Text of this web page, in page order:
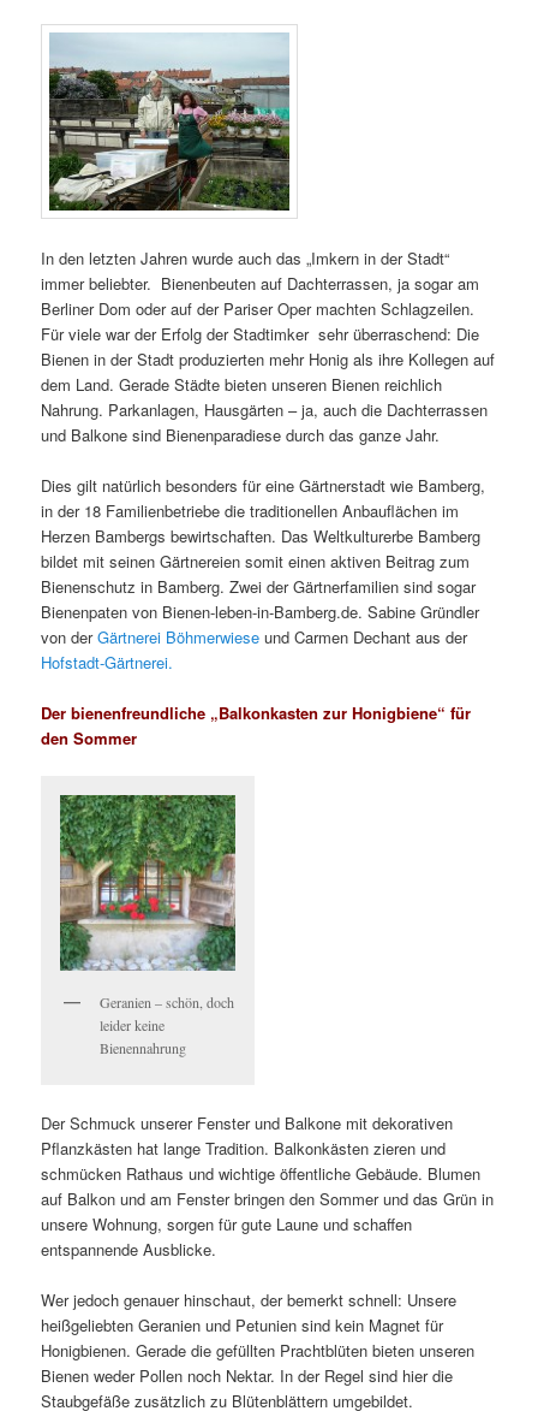
In den letzten Jahren wurde auch das „Imkern in der Stadt“
immer beliebter. Bienenbeuten auf Dachterrassen, ja sogar am
Berliner Dom oder auf der Pariser Oper machten Schlagzeilen.
Für viele war der Erfolg der Stadtimker sehr überraschend: Die
Bienen in der Stadt produzierten mehr Honig als ihre Kollegen auf
dem Land. Gerade Städte bieten unseren Bienen reichlich
Nahrung. Parkanlagen, Hausgärten – ja, auch die Dachterrassen
und Balkone sind Bienenparadiese durch das ganze Jahr.
Dies gilt natürlich besonders für eine Gärtnerstadt wie Bamberg,
in der 18 Familienbetriebe die traditionellen Anbauflächen im
Herzen Bambergs bewirtschaften. Das Weltkulturerbe Bamberg
bildet mit seinen Gärtnereien somit einen aktiven Beitrag zum
Bienenschutz in Bamberg. Zwei der Gärtnerfamilien sind sogar
Bienenpaten von Bienen-leben-in-Bamberg.de. Sabine Gründler
von derGärtnerei Böhmerwiese und Carmen Dechant aus der
Hofstadt-Gärtnerei.
Der bienenfreundliche „Balkonkasten zur Honigbiene“ für
den Sommer
Geranien – schön, doch
leider keine
Bienennahrung
Der Schmuck unserer Fenster und Balkone mit dekorativen
Pflanzkästen hat lange Tradition. Balkonkästen zieren und
schmücken Rathaus und wichtige öffentliche Gebäude. Blumen
auf Balkon und am Fenster bringen den Sommer und das Grün in
unsere Wohnung, sorgen für gute Laune und schaffen
entspannende Ausblicke.
Wer jedoch genauer hinschaut, der bemerkt schnell: Unsere
heißgeliebten Geranien und Petunien sind kein Magnet für
Honigbienen. Gerade die gefüllten Prachtblüten bieten unseren
Bienen weder Pollen noch Nektar. In der Regel sind hier die
Staubgefäße zusätzlich zu Blütenblättern umgebildet.